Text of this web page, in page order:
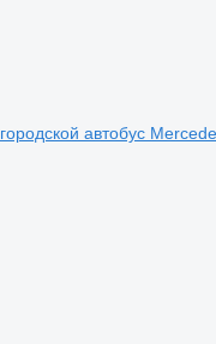
городской автобус